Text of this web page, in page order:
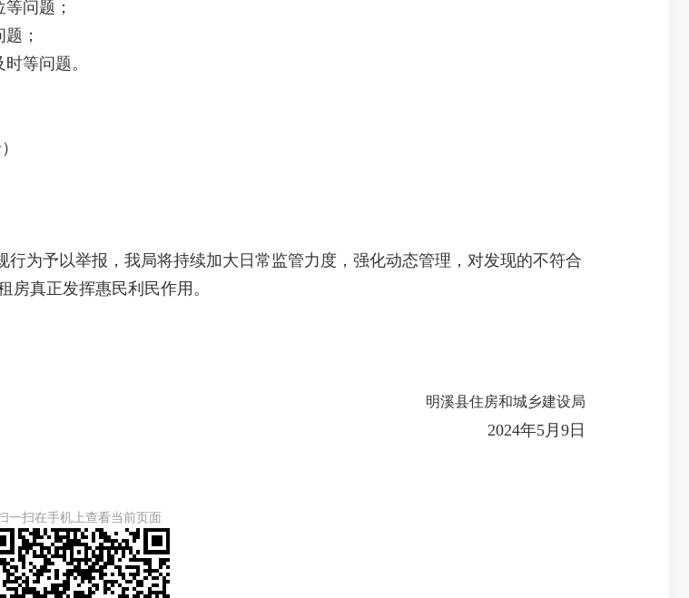
问题；
；
等问题。
为予以举报，我局将持续加大日常监管力度，强化动态管理，对发现的不符合
房真正发挥惠民利民作用。
明溪县住房和城乡建设局
2024年5月9日
一扫在手机上查看当前页面